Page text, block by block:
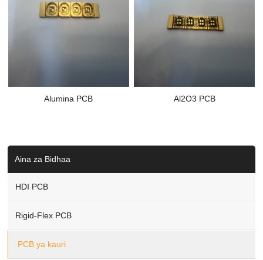
Alumina PCB Al2O3 PCB
Aina za Bidhaa
HDI PCB
Rigid-Flex PCB
PCB ya kauri